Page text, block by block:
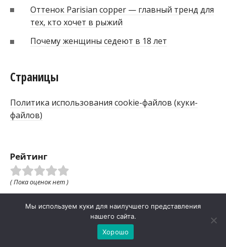
Оттенок Parisian copper — главный тренд для
тех, кто хочет в рыжий
Почему женщины седеют в 18 лет
Страницы
Политика использования cookie-файлов (куки-
файлов)
Рейтинг
( Пока оценок нет )
Поделиться:
Мы используем куки для наилучшего представления
нашего сайта.
Хорошо